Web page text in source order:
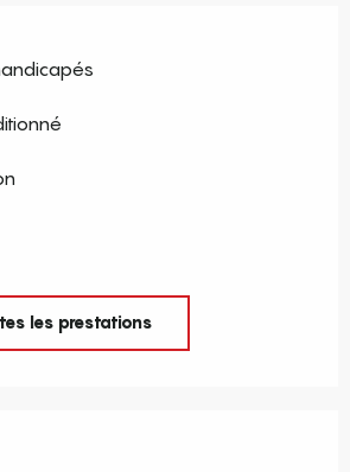
les prestations